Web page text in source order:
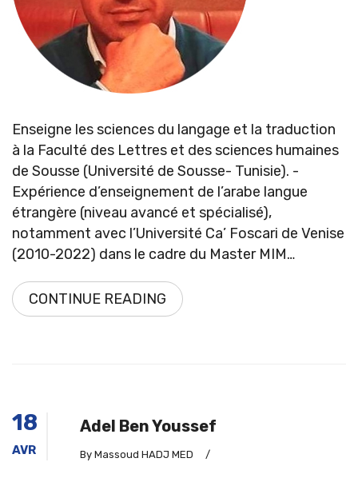
Enseigne les sciences du langage et la traduction
à la Faculté des Lettres et des sciences humaines
de Sousse (Université de Sousse- Tunisie). -
Expérience d’enseignement de l’arabe langue
étrangère (niveau avancé et spécialisé),
notamment avec l’Université Ca’ Foscari de Venise
(2010-2022) dans le cadre du Master MIM…
CONTINUE READING
18
AVR
Adel Ben Youssef
By Massoud HADJ MED /